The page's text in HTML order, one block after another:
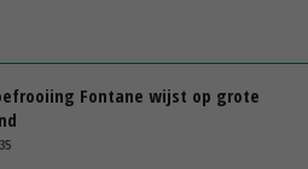
Fontane wijst op grote